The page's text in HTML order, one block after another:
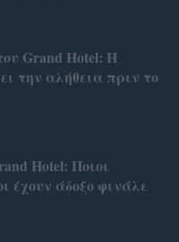
Grand Hotel: Η
την αλήθεια πριν το
Hotel: Ποιοι
έχουν άδοξο φινάλε